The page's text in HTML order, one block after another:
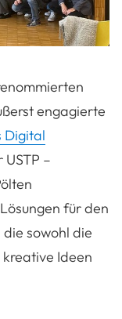
engagierte
Digital
–
für den
sowohl die
Ideen